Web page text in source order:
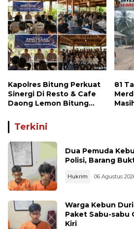
Kapolres Bitung Perkuat
Sinergi Di Resto & Cafe
Daong Lemon Bitung
81
Terkini
Dua Pemuda
Polisi, Barang
Hukrim 06 Agustus
Warga Kebun
Paket Sabu-sabu
Kiri